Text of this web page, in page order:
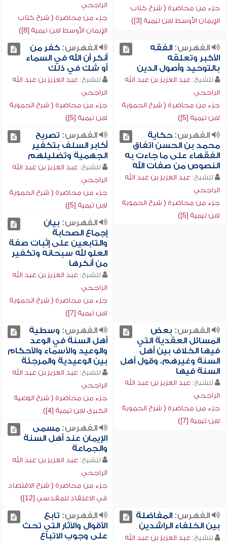
جزء من محاضرة ( شرح كتاب
الإيمان الأوسط لابن تيمية [3])
الراجحي
جزء من محاضرة ( شرح كتاب
الإيمان الأوسط لابن تيمية [8])
الفهرس:الفقه
الأكبر وتعلقه
بالتوحيد وأصول الدين
للشيخ: عبد العزيز بن عبد الله
الراجحي
جزء من محاضرة ( شرح الحموية
لابن تيمية [5])
الفهرس:كفر من
أنكر أن الله في السماء
أو شك في ذلك
للشيخ: عبد العزيز بن عبد الله
الراجحي
جزء من محاضرة ( شرح الحموية
لابن تيمية [5])
الفهرس:حكاية
محمد بن الحسن اتفاق
الفقهاء على ما جاءت به
النصوص من صفات الله
للشيخ: عبد العزيز بن عبد الله
الراجحي
جزء من محاضرة ( شرح الحموية
لابن تيمية [5])
الفهرس: تصريح
أكابر السلف بتكفير
الجهمية وتضليلهم
للشيخ: عبد العزيز بن عبد الله
الراجحي
جزء من محاضرة ( شرح الحموية
لابن تيمية [5])
الفهرس: بيان
إجماع الصحابة
والتابعين على إثبات صفة
العلو لله سبحانه وتكفير
من أنكرها
للشيخ: عبد العزيز بن عبد الله
الراجحي
جزء من محاضرة ( شرح الحموية
لابن تيمية [7])
الفهرس: بعض
المسائل العقدية التي
فيها الخلاف بين أهل
السنة وغيرهم، وقول أهل
السنة فيها
للشيخ: عبد العزيز بن عبد الله
الراجحي
جزء من محاضرة ( شرح الحموية
لابن تيمية [7])
الفهرس: وسطية
أهل السنة في الوعد
والوعيد والأسماء والأحكام
بين الوعيدية والمرجئة
للشيخ: عبد العزيز بن عبد الله
الراجحي
جزء من محاضرة ( شرح الوصية
الكبرى لابن تيمية [4])
الفهرس:مسمى
الإيمان عند أهل السنة
والجماعة
للشيخ: عبد العزيز بن عبد الله
الراجحي
جزء من محاضرة ( شرح الاقتصاد
في الاعتقاد للمقدسي [12])
الفهرس:المفاضلة
بين الخلفاء الراشدين
للشيخ: عبد العزيز بن عبد الله
الفهرس: تابع
الأقوال والآثار التي تحث
على وجوب الاتباع